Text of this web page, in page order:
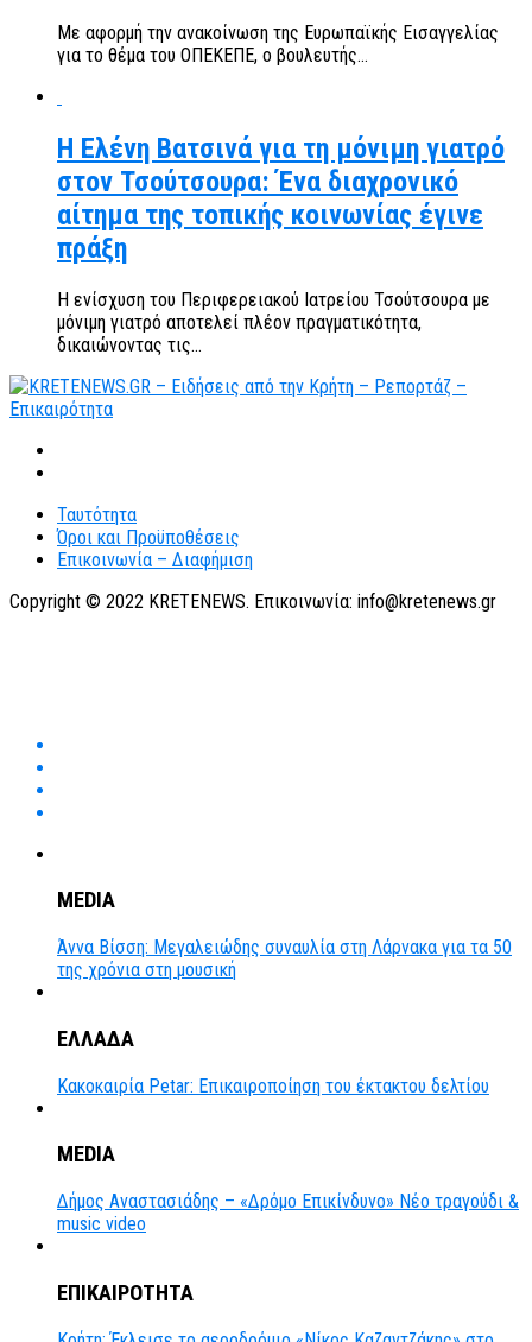
Με αφορμή την ανακοίνωση της Ευρωπαϊκής Εισαγγελίας
για το θέμα του ΟΠΕΚΕΠΕ, ο βουλευτής...
Η Ελένη Βατσινά για τη μόνιμη γιατρό
στον Τσούτσουρα: Ένα διαχρονικό
αίτημα της τοπικής κοινωνίας έγινε
πράξη
Η ενίσχυση του Περιφερειακού Ιατρείου Τσούτσουρα με
μόνιμη γιατρό αποτελεί πλέον πραγματικότητα,
δικαιώνοντας τις...
Ταυτότητα
Όροι και Προϋποθέσεις
Επικοινωνία – Διαφήμιση
Copyright © 2022 KRETENEWS. Επικοινωνία: info@kretenews.gr
MEDIA
Άννα Βίσση: Μεγαλειώδης συναυλία στη Λάρνακα για τα 50
της χρόνια στη μουσική
ΕΛΛΑΔΑ
Κακοκαιρία Petar: Επικαιροποίηση του έκτακτου δελτίου
MEDIA
Δήμος Αναστασιάδης – «Δρόμο Επικίνδυνο» Νέο τραγούδι &
music video
ΕΠΙΚΑΙΡΟΤΗΤΑ